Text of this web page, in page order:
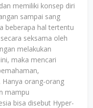
memiliki konsep diri
sampai sang
beberapa hal tertentu
seksama oleh
melakukan
maka mencari
Hanya orang-orang
mampu
bisa disebut Hyper-